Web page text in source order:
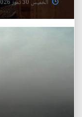
الخميس 30 تموز 2026